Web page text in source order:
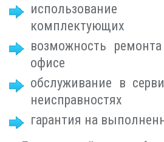
использование
комплектующих
возможность
офисе
обслуживание в
неисправностях
гарантия на